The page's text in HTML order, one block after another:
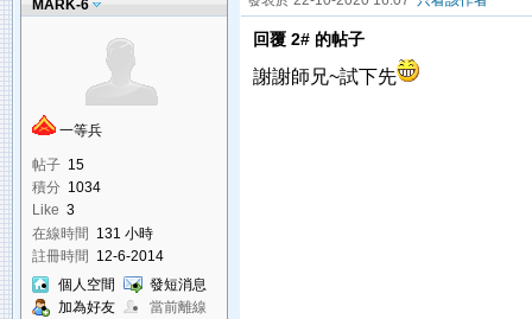
MARK-6
一等兵
帖子 15
積分 1034
Like 3
在線時間 131 小時
註冊時間 12-6-2014
個人空間
發短消息
加為好友
當前離線
回覆 2# 的帖子
謝謝師兄~試下先